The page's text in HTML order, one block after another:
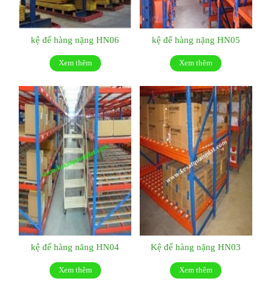
kệ để hàng nặng HN06
Xem thêm
kệ để hàng nặng HN05
Xem thêm
kệ để hàng năng HN04
Xem thêm
Kệ để hàng nặng HN03
Xem thêm